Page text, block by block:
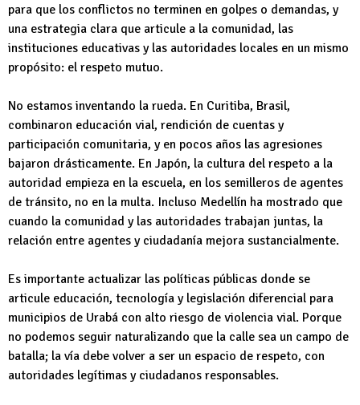
para que los conflictos no terminen en golpes o demandas, y
una estrategia clara que articule a la comunidad, las
instituciones educativas y las autoridades locales en un mismo
propósito: el respeto mutuo.
No estamos inventando la rueda. En Curitiba, Brasil,
combinaron educación vial, rendición de cuentas y
participación comunitaria, y en pocos años las agresiones
bajaron drásticamente. En Japón, la cultura del respeto a la
autoridad empieza en la escuela, en los semilleros de agentes
de tránsito, no en la multa. Incluso Medellín ha mostrado que
cuando la comunidad y las autoridades trabajan juntas, la
relación entre agentes y ciudadanía mejora sustancialmente.
Es importante actualizar las políticas públicas donde se
articule educación, tecnología y legislación diferencial para
municipios de Urabá con alto riesgo de violencia vial. Porque
no podemos seguir naturalizando que la calle sea un campo de
batalla; la vía debe volver a ser un espacio de respeto, con
autoridades legítimas y ciudadanos responsables.